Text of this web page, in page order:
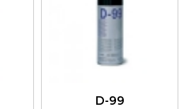
D-99